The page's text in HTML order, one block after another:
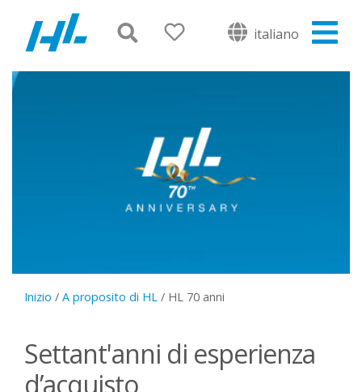
italiano
Inizio / A proposito di HL / HL 70 anni
Settant'anni di esperienza
d’acquisto